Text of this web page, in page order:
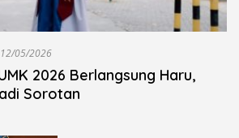
12/05/2026
2026 Berlangsung Haru,
Sorotan